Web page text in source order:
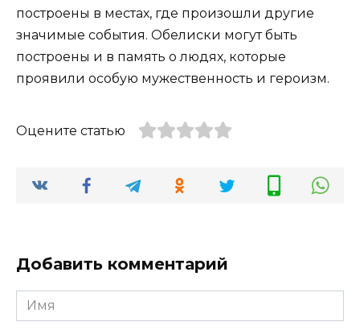
построены в местах, где произошли другие
значимые события. Обелиски могут быть
построены и в память о людях, которые
проявили особую мужественность и героизм.
Оцените статью
Добавить комментарий
Имя
*